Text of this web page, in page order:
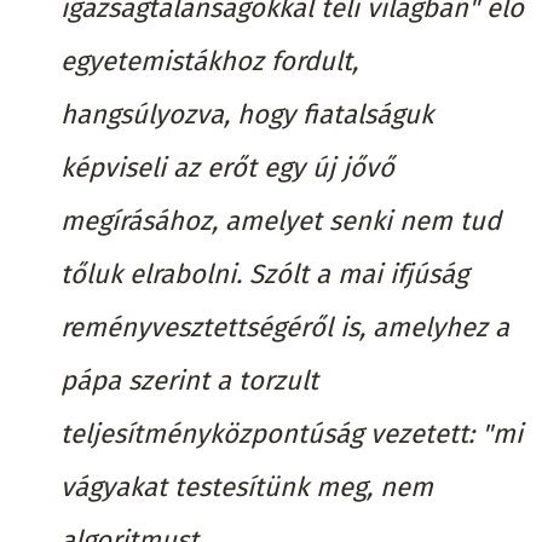
igazságtalanságokkal teli világban" élő
egyetemistákhoz fordult,
hangsúlyozva, hogy fiatalságuk
képviseli az erőt egy új jővő
megírásához, amelyet senki nem tud
tőluk elrabolni. Szólt a mai ifjúság
reményvesztettségéről is, amelyhez a
pápa szerint a torzult
teljesítményközpontúság vezetett: "mi
vágyakat testesítünk meg, nem